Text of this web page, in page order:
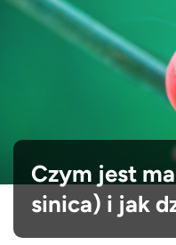
Czym jest
sinica) i jak